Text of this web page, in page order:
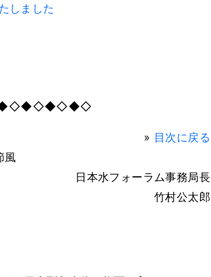
しました
» 目次に戻る
風
日本水フォーラム事務局長
竹村公太郎